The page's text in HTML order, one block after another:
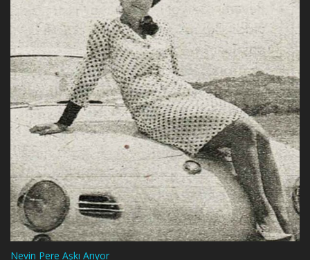
Nevin Pere Aşkı Arıyor